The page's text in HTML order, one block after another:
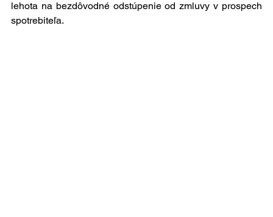
lehota na bezdôvodné odstúpenie od zmluvy v prospech
spotrebiteľa.